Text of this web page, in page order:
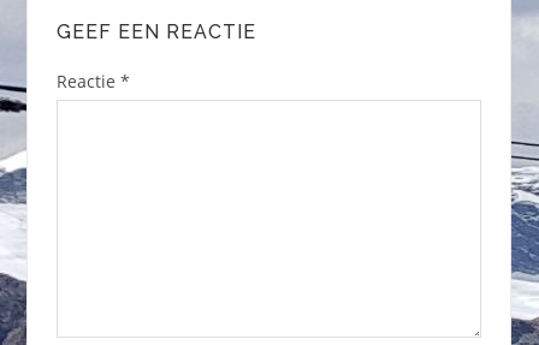
GEEF EEN REACTIE
Reactie *